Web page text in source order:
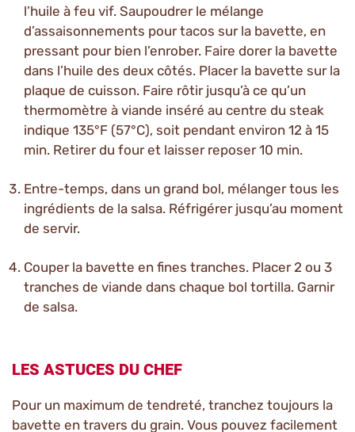
l’huile à feu vif. Saupoudrer le mélange
d’assaisonnements pour tacos sur la bavette, en
pressant pour bien l’enrober. Faire dorer la bavette
dans l’huile des deux côtés. Placer la bavette sur la
plaque de cuisson. Faire rôtir jusqu’à ce qu’un
thermomètre à viande inséré au centre du steak
indique 135°F (57°C), soit pendant environ 12 à 15
min. Retirer du four et laisser reposer 10 min.
Entre-temps, dans un grand bol, mélanger tous les
ingrédients de la salsa. Réfrigérer jusqu’au moment
de servir.
Couper la bavette en fines tranches. Placer 2 ou 3
tranches de viande dans chaque bol tortilla. Garnir
de salsa.
LES ASTUCES DU CHEF
Pour un maximum de tendreté, tranchez toujours la
bavette en travers du grain. Vous pouvez facilement